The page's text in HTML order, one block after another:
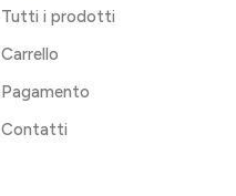
Tutti i prodotti
Carrello
Pagamento
Contatti